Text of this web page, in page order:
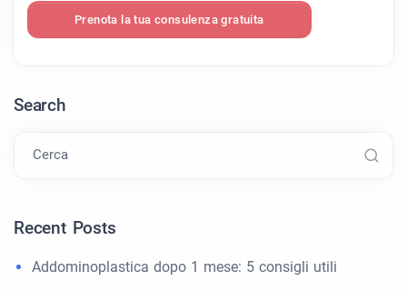
Prenota la tua consulenza gratuita
Search
Cerca
Recent Posts
Addominoplastica dopo 1 mese: 5 consigli utili